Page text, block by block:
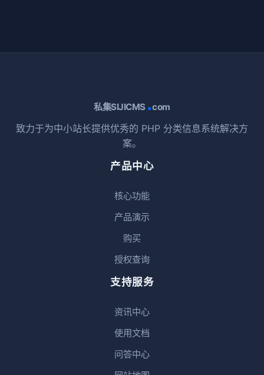
私集SIJICMS .com
致力于为中小站长提供优秀的 PHP 分类信息系统解决方
案。
产品中心
核心功能
产品演示
购买
授权查询
支持服务
资讯中心
使用文档
问答中心